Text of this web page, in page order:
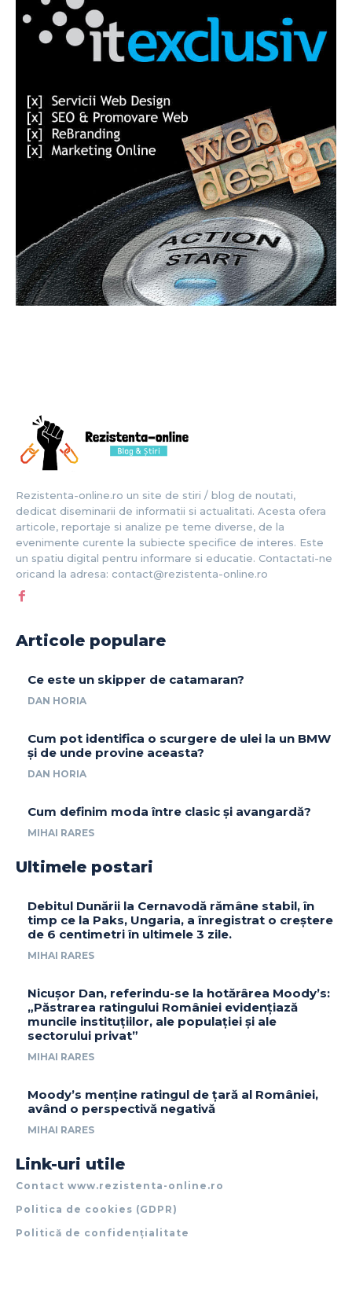
Rezistenta-online.ro un site de stiri / blog de noutati,
dedicat diseminarii de informatii si actualitati. Acesta ofera
articole, reportaje si analize pe teme diverse, de la
evenimente curente la subiecte specifice de interes. Este
un spatiu digital pentru informare si educatie. Contactati-ne
oricand la adresa: contact@rezistenta-online.ro
Articole populare
Ce este un skipper de catamaran?
DAN HORIA
Cum pot identifica o scurgere de ulei la un BMW
și de unde provine aceasta?
DAN HORIA
Cum definim moda între clasic și avangardă?
MIHAI RARES
Ultimele postari
Debitul Dunării la Cernavodă rămâne stabil, în
timp ce la Paks, Ungaria, a înregistrat o creștere
de 6 centimetri în ultimele 3 zile.
MIHAI RARES
Nicușor Dan, referindu-se la hotărârea Moody’s:
„Păstrarea ratingului României evidențiază
muncile instituțiilor, ale populației și ale
sectorului privat”
MIHAI RARES
Moody’s menține ratingul de țară al României,
având o perspectivă negativă
MIHAI RARES
Link-uri utile
Contact www.rezistenta-online.ro
Politica de cookies (GDPR)
Politică de confidențialitate